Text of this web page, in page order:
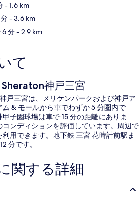
- 1.6 km
- 3.6 km
6 分- 2.9 km
て
神戸三宮
戸三宮は、メリケンパークおよび神戸ア
& モールから車でわずか 5 分圏内で
子園球場は車で 15 分の距離にありま
ンディションを評価しています。周辺で
用できます。地下鉄 三宮 花時計前駅ま
分です。
関する詳細